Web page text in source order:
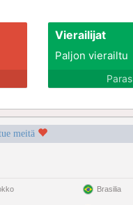
Vierailijat
Paljon vierailtu
Paras
meitä
Brasilia